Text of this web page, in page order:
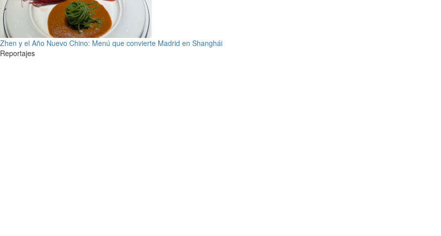
Zhen y el Año Nuevo Chino: Menú que convierte Madrid en Shanghái
Reportajes